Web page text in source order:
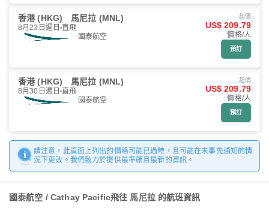
香港 (HKG) 馬尼拉 (MNL)
8月23日週日 直飛
國泰航空
起價
US$ 209.79
價格/人
預訂
香港 (HKG) 馬尼拉 (MNL)
8月30日週日 直飛
國泰航空
起價
US$ 209.79
價格/人
預訂
請注意，此頁面上列出的價格可能已過時，且可能在未事先通知的情
況下更改。我們致力於提供最準確且最新的資訊。
國泰航空 / Cathay Pacific飛往 馬尼拉 的航班資訊